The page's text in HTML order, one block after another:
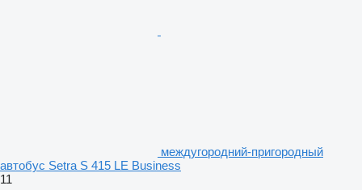
междугородний-пригородный
автобус Setra S 415 LE Business
11